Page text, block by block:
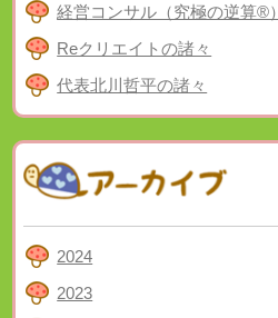
経営コンサル（究極の逆算®）
Reクリエイトの諸々
代表北川哲平の諸々
2024
2023